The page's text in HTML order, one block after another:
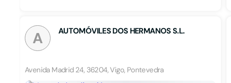
A AUTOMÓVILES DOS HERMANOS S.L.
Avenida Madrid 24, 36204, Vigo, Pontevedra